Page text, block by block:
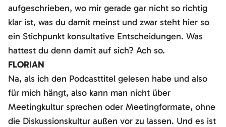
aufgeschrieben, wo mir gerade gar nicht so richtig
klar ist, was du damit meinst und zwar steht hier so
ein Stichpunkt konsultative Entscheidungen. Was
hattest du denn damit auf sich? Ach so.
FLORIAN
Na, als ich den Podcasttitel gelesen habe und also
für mich hängt, also kann man nicht über
Meetingkultur sprechen oder Meetingformate, ohne
die Diskussionskultur außen vor zu lassen. Und es ist